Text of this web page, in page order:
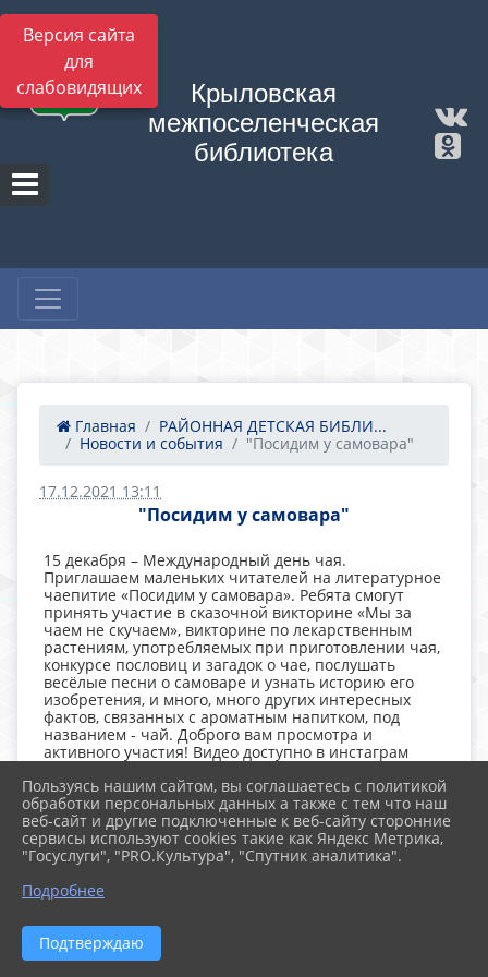
Версия сайта
для
слабовидящих
Крыловская
межпоселенческая
библиотека
Главная
РАЙОННАЯ ДЕТСКАЯ БИБЛИ...
Новости и события
"Посидим у самовара"
17.12.2021 13:11
"Посидим у самовара"
15 декабря – Международный день чая.
Приглашаем маленьких читателей на литературное
чаепитие «Посидим у самовара». Ребята смогут
принять участие в сказочной викторине «Мы за
чаем не скучаем», викторине по лекарственным
растениям, употребляемых при приготовлении чая,
конкурсе пословиц и загадок о чае, послушать
весёлые песни о самоваре и узнать историю его
изобретения, и много, много других интересных
фактов, связанных с ароматным напитком, под
названием - чай. Доброго вам просмотра и
активного участия! Видео доступно в инстаграм
utm_source=ig_web_copy_link
#культура_кубани
#библиотеки_кубани
#Библиотеки_Крыловскогорайона
#Посидимусамовара
Пользуясь нашим сайтом, вы соглашаетесь с политикой
обработки персональных данных а также с тем что наш
веб-сайт и другие подключенные к веб-сайту сторонние
сервисы используют cookies такие как Яндекс Метрика,
"Госуслуги", "PRO.Культура", "Спутник аналитика".
Подробнее
Подтверждаю